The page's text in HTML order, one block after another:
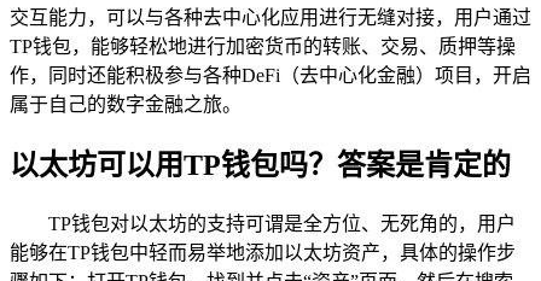
交互能力，可以与各种去中心化应用进行无缝对接，用户通过
TP钱包，能够轻松地进行加密货币的转账、交易、质押等操
作，同时还能积极参与各种DeFi（去中心化金融）项目，开启
属于自己的数字金融之旅。
以太坊可以用TP钱包吗？答案是肯定的
TP钱包对以太坊的支持可谓是全方位、无死角的，用户
能够在TP钱包中轻而易举地添加以太坊资产，具体的操作步